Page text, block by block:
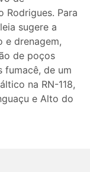
Rodrigues. Para
sugere a
e drenagem,
de poços
fumacê, de um
na RN-118,
e Alto do